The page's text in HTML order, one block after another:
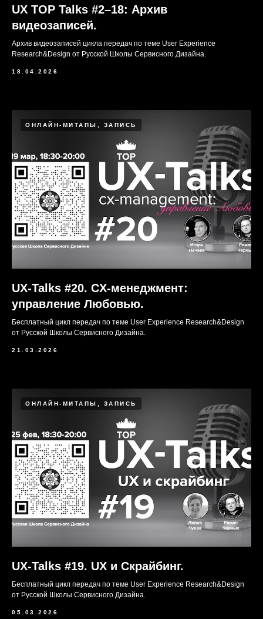
UX TOP Talks #2–18: Архив
видеозаписей.
Архив видеозаписей цикла передач по теме User Experience
Research&Design от Русской Школы Сервисного Дизайна.
18.04.2026
ОНЛАЙН-МИТАПЫ, ЗАПИСЬ
UX-Talks #20. CX-менеджмент:
управление Любовью.
Бесплатный цикл передач по теме User Experience Research&Design
от Русской Школы Сервисного Дизайна.
21.03.2026
ОНЛАЙН-МИТАПЫ, ЗАПИСЬ
UX-Talks #19. UX и Скрайбинг.
Бесплатный цикл передач по теме User Experience Research&Design
от Русской Школы Сервисного Дизайна.
05.03.2026